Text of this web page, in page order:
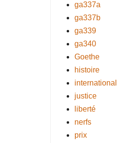
ga337a
ga337b
ga339
ga340
Goethe
histoire
international
justice
liberté
nerfs
prix